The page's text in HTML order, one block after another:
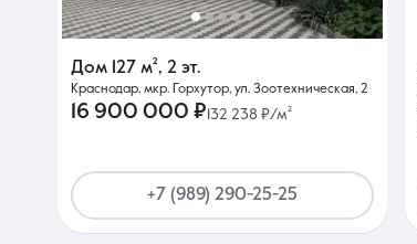
Дом 127 м², 2 эт.
Краснодар, мкр. Горхутор, ул. Зоотехническая, 2
16 900 000 ₽ 132 238 ₽/м²
+7 (989) 290-25-25